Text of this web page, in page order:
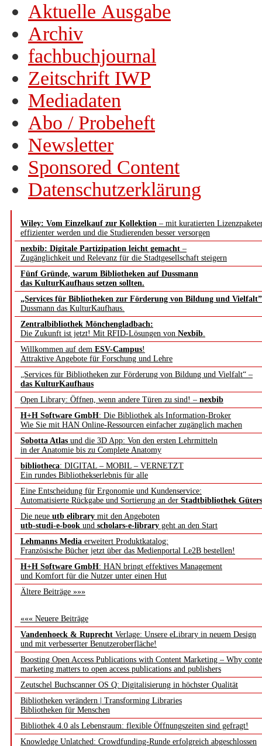
Aktuelle Ausgabe
Archiv
fachbuchjournal
Zeitschrift IWP
Mediadaten
Abo / Probeheft
Newsletter
Sponsored Content
Datenschutzerklärung
Wiley: Vom Einzelkauf zur Kollektion – mit kuratierten
effizienter werden und die Studierenden besser versorgen
nexbib: Digitale Partizipation leicht gemacht –
Zugänglichkeit und Relevanz für die Stadtgesellschaft steigern
Fünf Gründe, warum Bibliotheken auf Dussmann
das KulturKaufhaus setzen sollten.
„Services für Bibliotheken zur Förderung von Bildung und
Dussmann das KulturKaufhaus.
Zentralbibliothek Mönchengladbach:
Die Zukunft ist jetzt! Mit RFID-Lösungen von Nexbib.
Willkommen auf dem ESV-Campus!
Attraktive Angebote für Forschung und Lehre
„Services für Bibliotheken zur Förderung von Bildung und Vielfalt“ –
das KulturKaufhaus
Open Library: Öffnen, wenn andere Türen zu sind! – nexbib
H+H Software GmbH: Die Bibliothek als Information-Broker
Wie Sie mit HAN Online-Ressourcen einfacher zugänglich machen
Sobotta Atlas und die 3D App: Von den ersten Lehrmitteln
in der Anatomie bis zu Complete Anatomy
bibliotheca: DIGITAL – MOBIL – VERNETZT
Ein rundes Bibliothekserlebnis für alle
Eine Entscheidung für Ergonomie und Kundenservice:
Automatisierte Rückgabe und Sortierung an der Stadtbibliothek
Die neue utb elibrary mit den Angeboten
utb-studi-e-book und scholars-e-library geht an den Start
Lehmanns Media erweitert Produktkatalog:
Französische Bücher jetzt über das Medienportal Le2B bestellen!
H+H Software GmbH: HAN bringt effektives Management
und Komfort für die Nutzer unter einen Hut
Ältere Beiträge »»»
««« Neuere Beiträge
Vandenhoeck & Ruprecht Verlage: Unsere eLibrary in neuem Design
und mit verbesserter Benutzeroberfläche!
Boosting Open Access Publications with Content Marketing – Why
marketing matters to open access publications and publishers
Zeutschel Buchscanner OS Q: Digitalisierung in höchster Qualität
Bibliotheken verändern | Transforming Libraries
Bibliotheken für Menschen
Bibliothek 4.0 als Lebensraum: flexible Öffnungszeiten sind gefragt!
Knowledge Unlatched: Crowdfunding-Runde erfolgreich abgeschlossen